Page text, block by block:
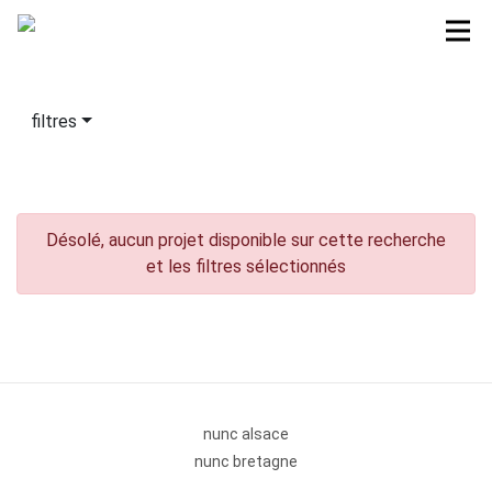
filtres
Désolé, aucun projet disponible sur cette recherche
et les filtres sélectionnés
nunc alsace
nunc bretagne